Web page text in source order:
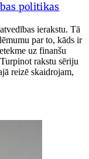
politikas
ierakstu. Tā
par to, kāds ir
uz finanšu
rakstu sēriju
reizē skaidrojam,